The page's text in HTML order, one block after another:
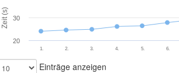
Zeit (s)
1. 2. 3. 4. 5. 6.
20
30
Einträge anzeigen